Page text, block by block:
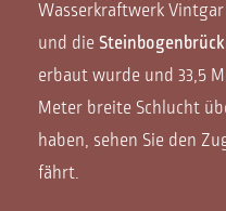
Wasserkraftwerk
und die
erbaut wurde und 33,5
Meter breite Schlucht
haben, sehen Sie den
fährt.